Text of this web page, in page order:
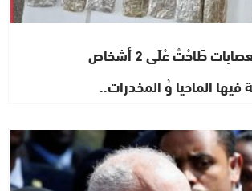
فرقة مكافحة العصابات طَاحْتْ عْلَى 2 أشخاص
فيها الماحيا وُ المخدرات..